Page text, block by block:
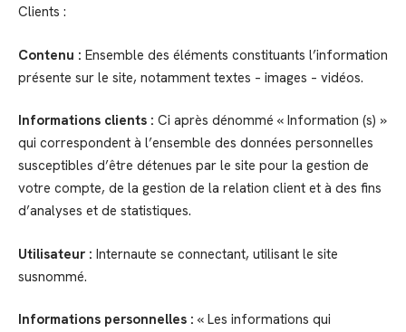
Clients :
Contenu : Ensemble des éléments constituants l’information
présente sur le site, notamment textes – images – vidéos.
Informations clients : Ci après dénommé « Information (s) »
qui correspondent à l’ensemble des données personnelles
susceptibles d’être détenues par le site pour la gestion de
votre compte, de la gestion de la relation client et à des fins
d’analyses et de statistiques.
Utilisateur : Internaute se connectant, utilisant le site
susnommé.
Informations personnelles : « Les informations qui